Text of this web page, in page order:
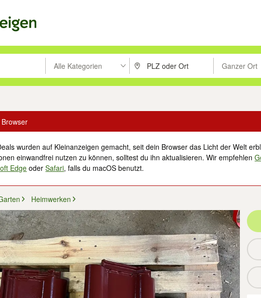
drücken um zu suchen, oder Vorschläge mit den Pfeiltasten nach
Alle Kategorien PLZ oder Ort eingeben. Eingabetaste
Ganzer Ort
Suche im
wurden auf Kleinanzeigen gemacht, seit dein Browser das Licht der Welt
einwandfrei nutzen zu können, solltest du ihn aktualisieren. Wir empfehlen
Edge oderSafari, falls du macOS benutzt.
Heimwerken